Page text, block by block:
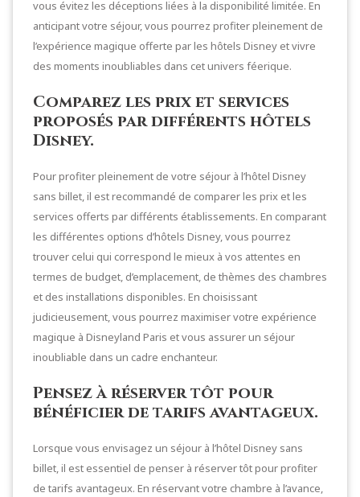
vous évitez les déceptions liées à la disponibilité limitée. En
anticipant votre séjour, vous pourrez profiter pleinement de
l’expérience magique offerte par les hôtels Disney et vivre
des moments inoubliables dans cet univers féerique.
Comparez les prix et services
proposés par différents hôtels
Disney.
Pour profiter pleinement de votre séjour à l’hôtel Disney
sans billet, il est recommandé de comparer les prix et les
services offerts par différents établissements. En comparant
les différentes options d’hôtels Disney, vous pourrez
trouver celui qui correspond le mieux à vos attentes en
termes de budget, d’emplacement, de thèmes des chambres
et des installations disponibles. En choisissant
judicieusement, vous pourrez maximiser votre expérience
magique à Disneyland Paris et vous assurer un séjour
inoubliable dans un cadre enchanteur.
Pensez à réserver tôt pour
bénéficier de tarifs avantageux.
Lorsque vous envisagez un séjour à l’hôtel Disney sans
billet, il est essentiel de penser à réserver tôt pour profiter
de tarifs avantageux. En réservant votre chambre à l’avance,